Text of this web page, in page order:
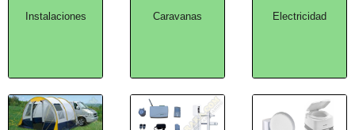
Instalaciones Caravanas Electricidad